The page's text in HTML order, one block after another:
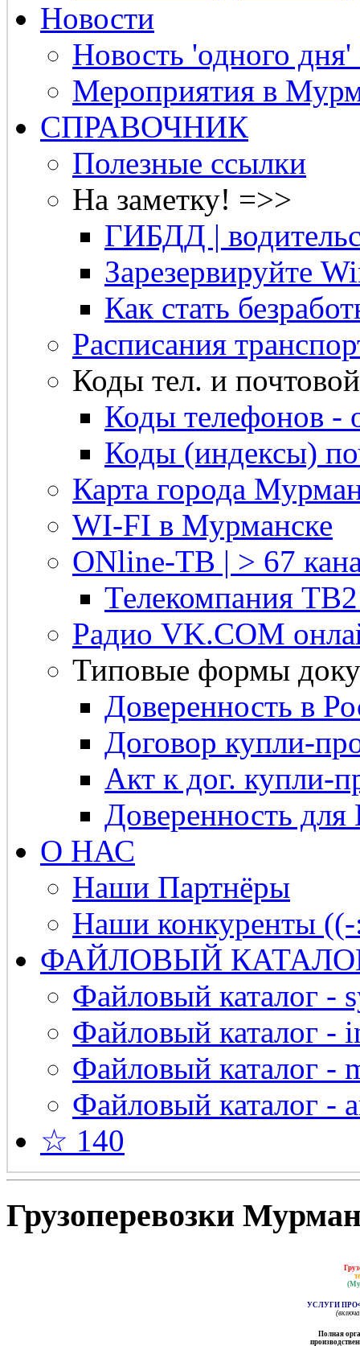
Новости
Новость 'одного
Мероприятия в
СПРАВОЧНИК
Полезные ссылки
На заметку! =>>
ГИБДД |
Зарезервируйте
Как стать
Расписания
Коды тел. и
Коды телефонов -
Коды (индексы)
Карта города
WI-FI в Мурманске
ONline-ТВ | > 67
Телекомпания
Радио VK.COM
Типовые формы
Доверенность в
Договор купли-
Акт к дог. купли-
Доверенность
О НАС
Наши Партнёры
Наши конкуренты
ФАЙЛОВЫЙ
Файловый каталог -
Файловый каталог -
Файловый каталог -
Файловый каталог -
☆ 140
Грузоперевозки
УСЛУГИ
Полная